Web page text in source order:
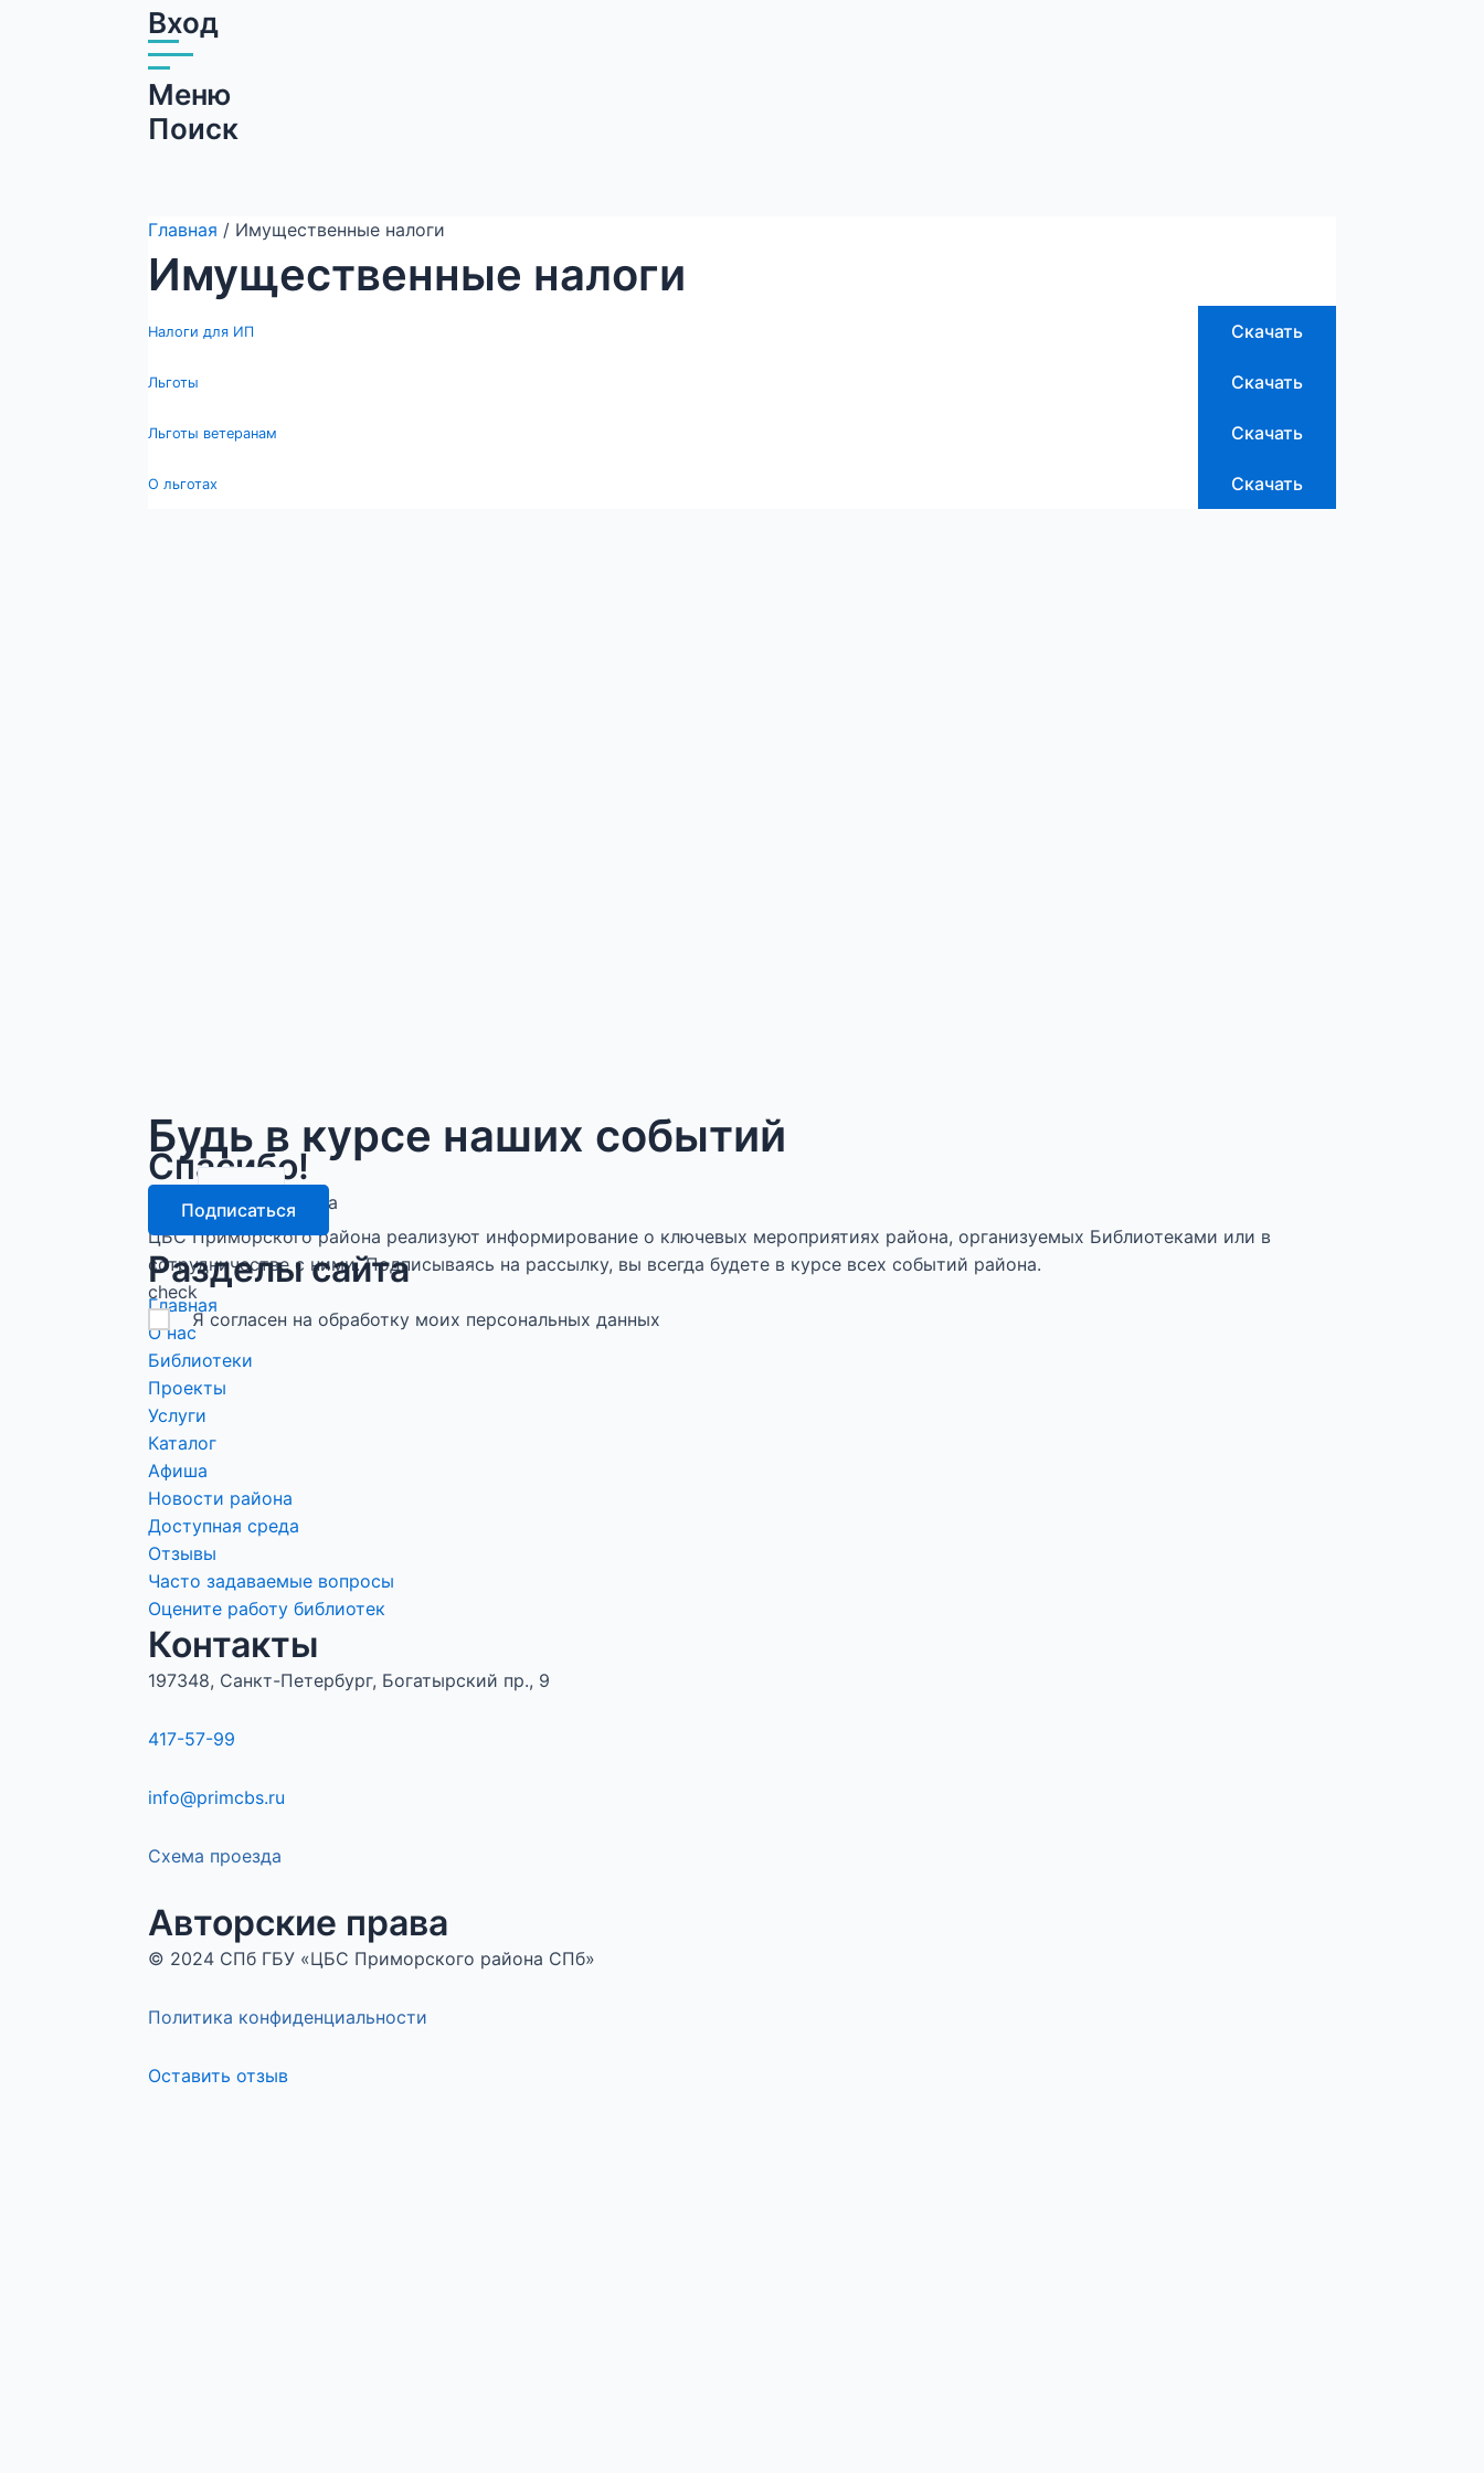
Вход
Меню
Поиск
Главная / Имущественные налоги
Имущественные налоги
Налоги для ИП Скачать
Льготы Скачать
Льготы ветеранам Скачать
О льготах Скачать
Спасибо!
Подписка оформлена
Будь в курсе наших событий
email
ЦБС Приморского района реализуют информирование о ключевых мероприятиях района, организуемых Библиотеками или в
сотрудничестве с ними. Подписываясь на рассылку, вы всегда будете в курсе всех событий района.
check
Я согласен на обработку моих персональных данных
Подписаться
Разделы сайта
Главная
О нас
Библиотеки
Проекты
Услуги
Каталог
Афиша
Новости района
Доступная среда
Отзывы
Часто задаваемые вопросы
Оцените работу библиотек
Контакты
197348, Санкт-Петербург, Богатырский пр., 9
417-57-99
info@primcbs.ru
Схема проезда
Авторские права
© 2024 СПб ГБУ «ЦБС Приморского района СПб»
Политика конфиденциальности
Оставить отзыв